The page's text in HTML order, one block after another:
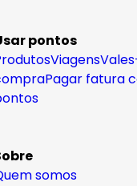
pontos
Viagens
Pagar fatura
somos